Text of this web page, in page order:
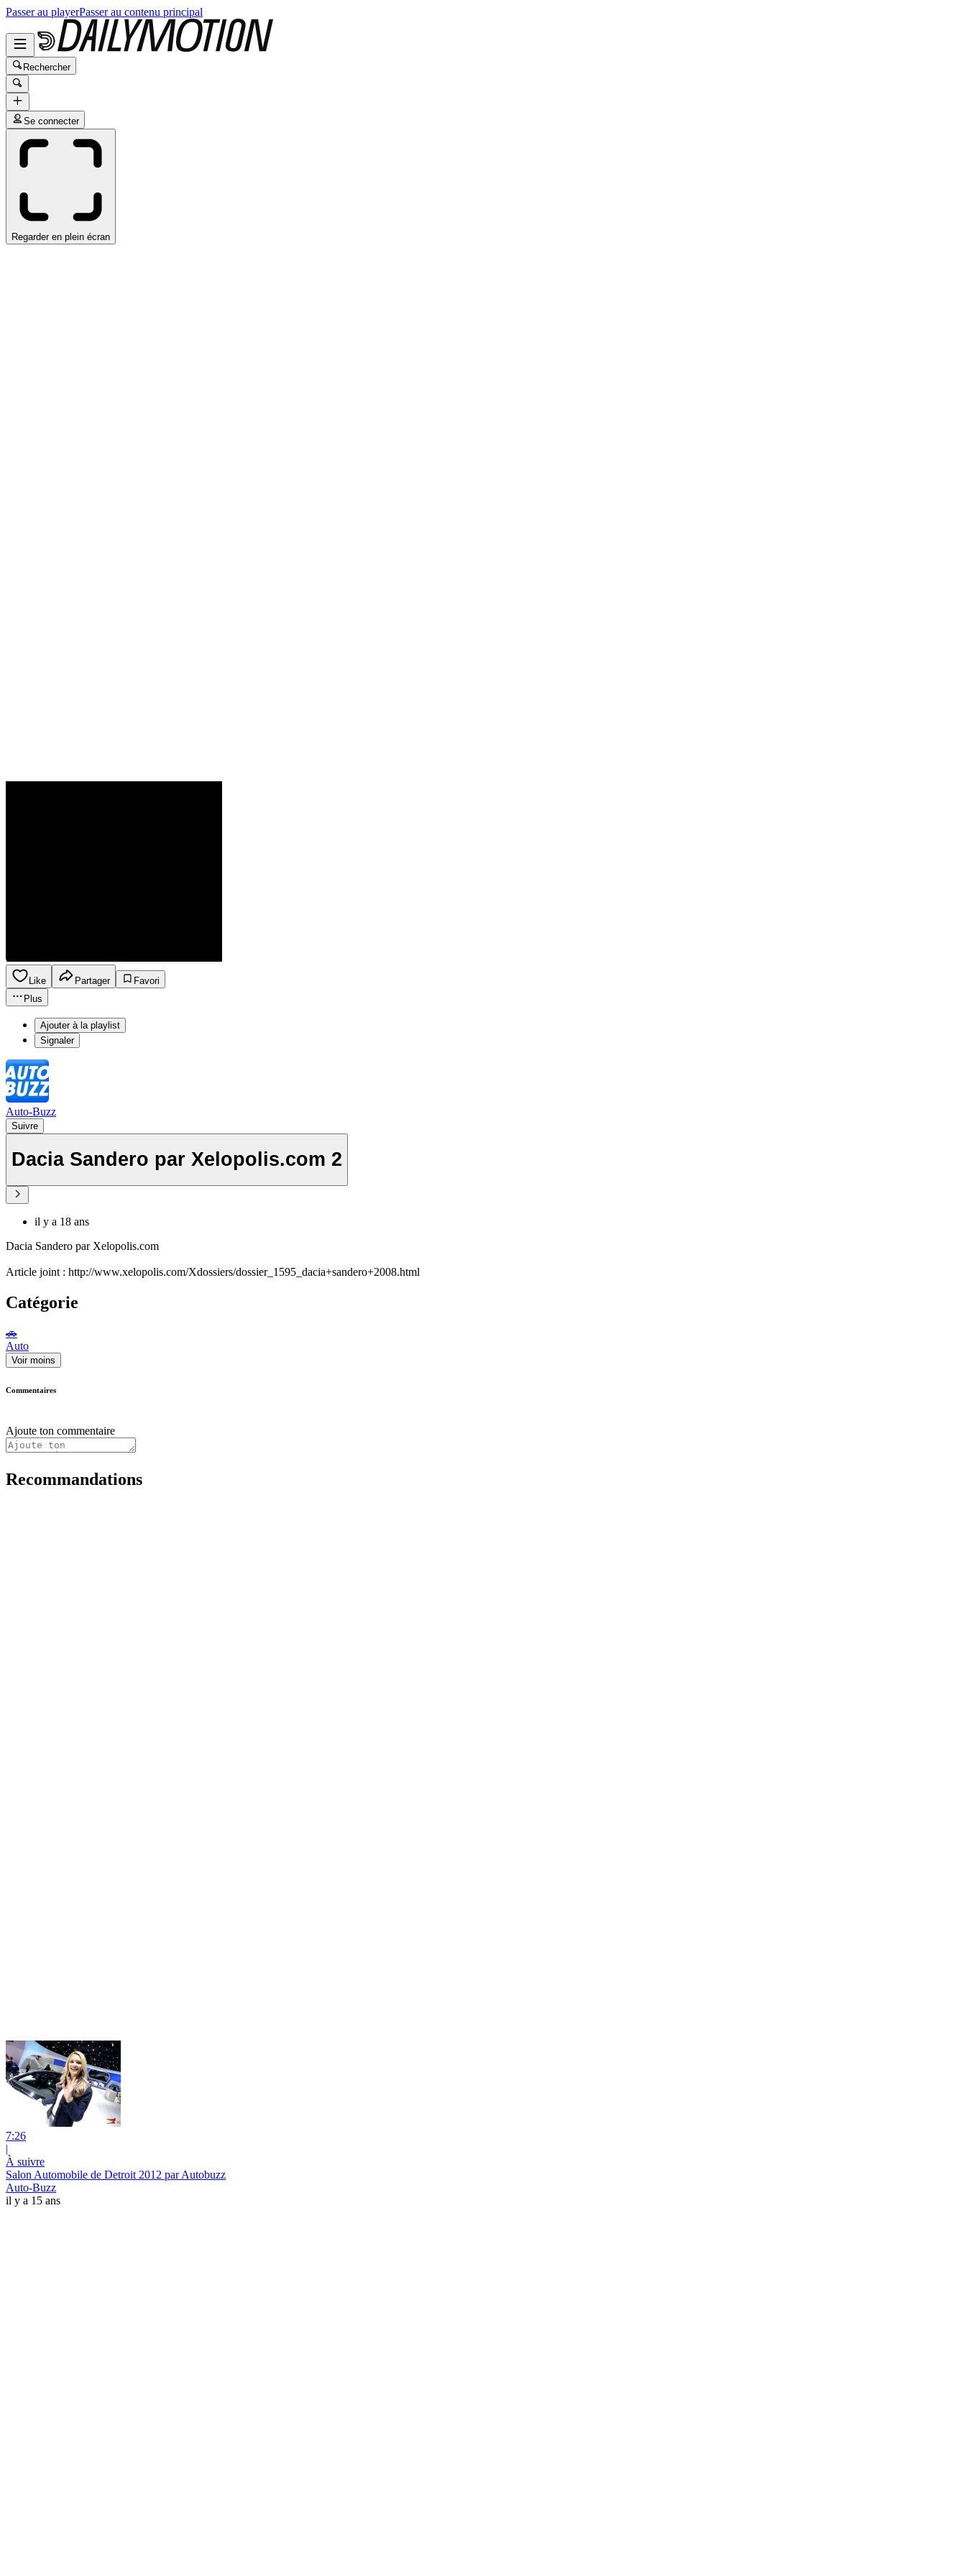
Passer au playerPasser au contenu principal
Rechercher
Se connecter
Regarder en plein écran
Like Partager
Favori
Plus
Ajouter à la playlist
Signaler
Auto-Buzz
Suivre
Dacia Sandero par Xelopolis.com 2
il y a 18 ans
Dacia Sandero par Xelopolis.com
Article joint : http://www.xelopolis.com/Xdossiers/dossier_1595_dacia+sandero+2008.html
Catégorie
🚗
Auto
Voir moins
Commentaires
Ajoute ton commentaire
Recommandations
7:26
|
À suivre
Salon Automobile de Detroit 2012 par Autobuzz
Auto-Buzz
il y a 15 ans